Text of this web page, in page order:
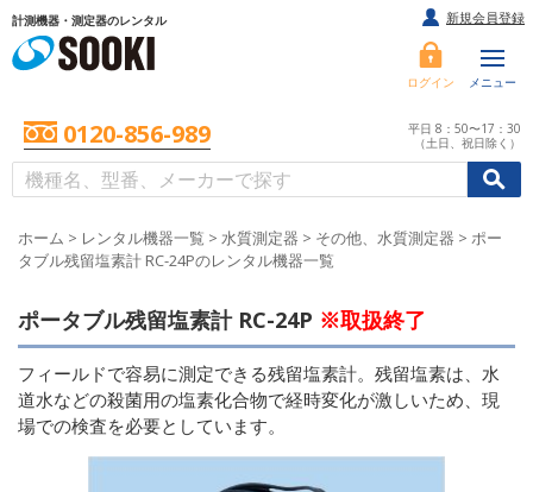
計測機器・測定器のレンタル
ログイン メニュー
0120-856-989
平日 8：50〜17：30
（土日、祝日除く）
//
新規会員登録
ホーム > レンタル機器一覧 > 水質測定器 > その他、水質測定器 > ポー
タブル残留塩素計 RC-24Pのレンタル機器一覧
ポータブル残留塩素計 RC-24P ※取扱終了
フィールドで容易に測定できる残留塩素計。残留塩素は、水
道水などの殺菌用の塩素化合物で経時変化が激しいため、現
場での検査を必要としています。